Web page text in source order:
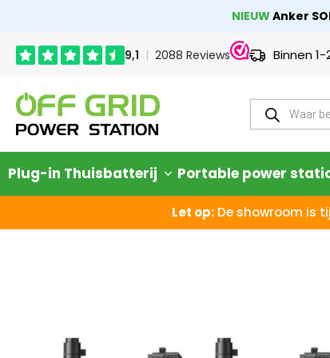
NIEUWAnker
Binnen
Plug-in Thuisbatterij Portable power
Let op:De showroom is